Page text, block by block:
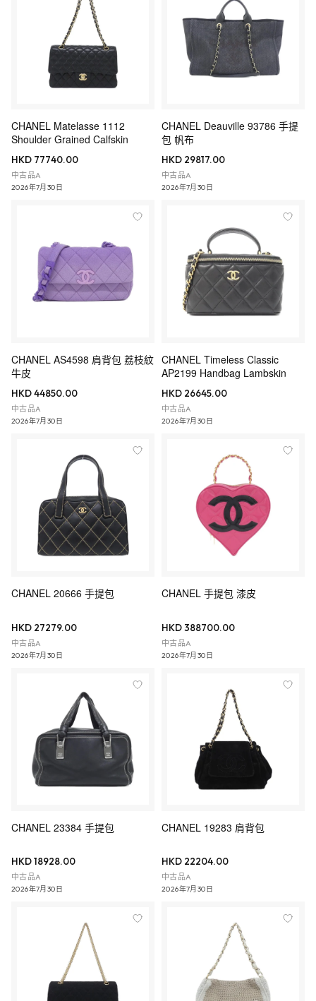
CHANEL Matelasse 1112
Shoulder Grained Calfskin
HKD 77740.00
中古品A
2026年7月30日
CHANEL Deauville 93786 手提
包 帆布
HKD 29817.00
中古品A
2026年7月30日
CHANEL AS4598 肩背包 荔枝紋
牛皮
HKD 44850.00
中古品A
2026年7月30日
CHANEL Timeless Classic
AP2199 Handbag Lambskin
HKD 26645.00
中古品A
2026年7月30日
CHANEL 20666 手提包
HKD 27279.00
中古品A
2026年7月30日
CHANEL 手提包 漆皮
HKD 388700.00
中古品A
2026年7月30日
CHANEL 23384 手提包
HKD 18928.00
中古品A
2026年7月30日
CHANEL 19283 肩背包
HKD 22204.00
中古品A
2026年7月30日